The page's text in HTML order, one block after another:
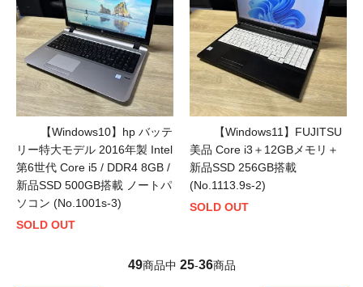
【Windows10】hp バッテ
リー特大モデル 2016年製 Intel
第6世代 Core i5 / DDR4 8GB /
新品SSD 500GB搭載 ノートパ
ソコン (No.1001s-3)
SOLD OUT
【Windows11】FUJITSU
美品 Core i3＋12GBメモリ＋
新品SSD 256GB搭載
(No.1113.9s-2)
SOLD OUT
49商品中 25-36商品